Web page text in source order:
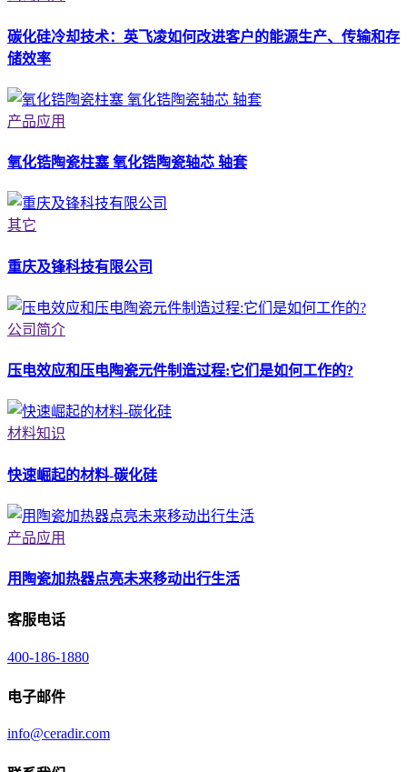
碳化硅冷却技术：英飞凌如何改进客户的能源生产、传输和存
储效率
产品应用
氧化锆陶瓷柱塞 氧化锆陶瓷轴芯 轴套
其它
重庆及锋科技有限公司
公司简介
压电效应和压电陶瓷元件制造过程:它们是如何工作的?
材料知识
快速崛起的材料-碳化硅
产品应用
用陶瓷加热器点亮未来移动出行生活
客服电话
400-186-1880
电子邮件
info@ceradir.com